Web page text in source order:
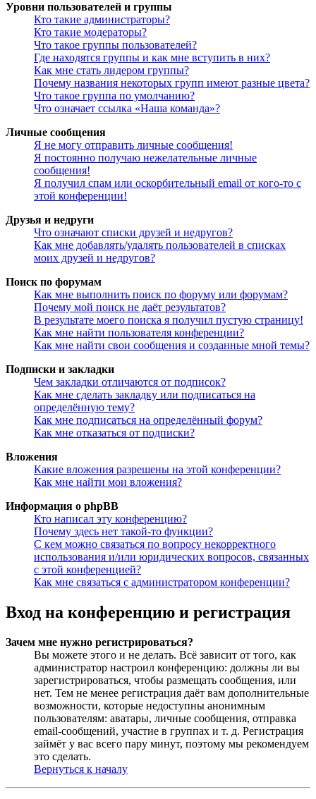
Уровни пользователей и группы
Кто такие администраторы?
Кто такие модераторы?
Что такое группы пользователей?
Где находятся группы и как мне вступить в них?
Как мне стать лидером группы?
Почему названия некоторых групп имеют разные цвета?
Что такое группа по умолчанию?
Что означает ссылка «Наша команда»?
Личные сообщения
Я не могу отправить личные сообщения!
Я постоянно получаю нежелательные личные
сообщения!
Я получил спам или оскорбительный email от кого-то с
этой конференции!
Друзья и недруги
Что означают списки друзей и недругов?
Как мне добавлять/удалять пользователей в списках
моих друзей и недругов?
Поиск по форумам
Как мне выполнить поиск по форуму или форумам?
Почему мой поиск не даёт результатов?
В результате моего поиска я получил пустую страницу!
Как мне найти пользователя конференции?
Как мне найти свои сообщения и созданные мной темы?
Подписки и закладки
Чем закладки отличаются от подписок?
Как мне сделать закладку или подписаться на
определённую тему?
Как мне подписаться на определённый форум?
Как мне отказаться от подписки?
Вложения
Какие вложения разрешены на этой конференции?
Как мне найти мои вложения?
Информация о phpBB
Кто написал эту конференцию?
Почему здесь нет такой-то функции?
С кем можно связаться по вопросу некорректного
использования и/или юридических вопросов, связанных
с этой конференцией?
Как мне связаться с администратором конференции?
Вход на конференцию и регистрация
Зачем мне нужно регистрироваться?
Вы можете этого и не делать. Всё зависит от того, как
администратор настроил конференцию: должны ли вы
зарегистрироваться, чтобы размещать сообщения, или
нет. Тем не менее регистрация даёт вам дополнительные
возможности, которые недоступны анонимным
пользователям: аватары, личные сообщения, отправка
email-сообщений, участие в группах и т. д. Регистрация
займёт у вас всего пару минут, поэтому мы рекомендуем
это сделать.
Вернуться к началу